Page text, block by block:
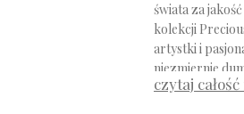
świata za
kolekcji
artystki i
niezmiernie
czytaj całość